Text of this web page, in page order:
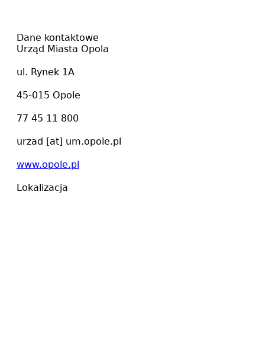
Dane kontaktowe
Urząd Miasta Opola
ul. Rynek 1A
45-015 Opole
77 45 11 800
urzad [at] um.opole.pl
www.opole.pl
Lokalizacja